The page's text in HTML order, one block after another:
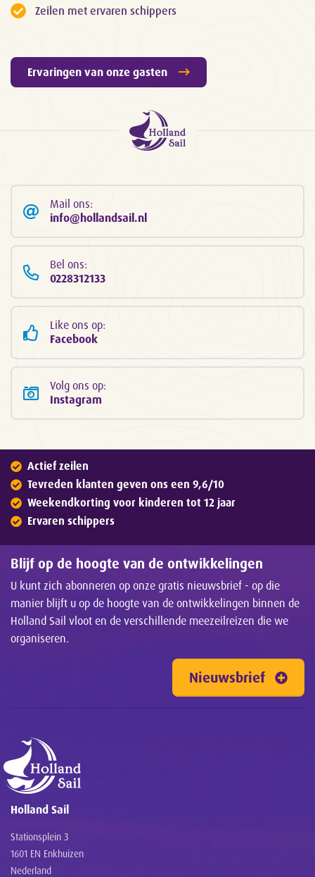
Zeilen met ervaren schippers
Ervaringen van onze gasten
Mail ons:
info@hollandsail.nl
Bel ons:
0228312133
Like ons op:
Facebook
Volg ons op:
Instagram
Actief zeilen
Tevreden klanten geven ons een 9,6/10
Weekendkorting voor kinderen tot 12 jaar
Ervaren schippers
Blijf op de hoogte van de ontwikkelingen
U kunt zich abonneren op onze gratis nieuwsbrief - op die
manier blijft u op de hoogte van de ontwikkelingen binnen de
Holland Sail vloot en de verschillende meezeilreizen die we
organiseren.
Nieuwsbrief
Holland Sail
Stationsplein 3
1601 EN Enkhuizen
Nederland